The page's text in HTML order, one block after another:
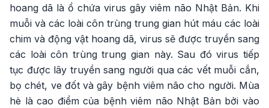
hoang dã là ổ chứa virus gây viêm não Nhật Bản. Khi
muỗi và các loài côn trùng trung gian hút máu các loài
chim và động vật hoang dã, virus sẽ được truyền sang
các loài côn trùng trung gian này. Sau đó virus tiếp
tục được lây truyền sang người qua các vết muỗi cắn,
bọ chét, ve đốt và gây bệnh viêm não cho người. Mùa
hè là cao điểm của bệnh viêm não Nhật Bản bởi vào